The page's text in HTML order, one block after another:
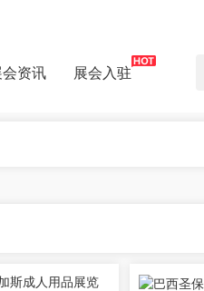
资讯 展会入驻